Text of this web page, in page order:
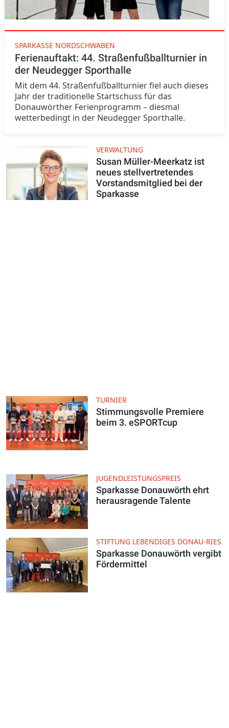
SPARKASSE NORDSCHWABEN
Ferienauftakt: 44. Straßenfußballturnier in
der Neudegger Sporthalle
Mit dem 44. Straßenfußballturnier fiel auch dieses
Jahr der traditionelle Startschuss für das
Donauwörther Ferienprogramm – diesmal
wetterbedingt in der Neudegger Sporthalle.
VERWALTUNG
Susan Müller-Meerkatz ist
neues stellvertretendes
Vorstandsmitglied bei der
Sparkasse
TURNIER
Stimmungsvolle Premiere
beim 3. eSPORTcup
JUGENDLEISTUNGSPREIS
Sparkasse Donauwörth ehrt
herausragende Talente
STIFTUNG LEBENDIGES DONAU-RIES
Sparkasse Donauwörth vergibt
Fördermittel